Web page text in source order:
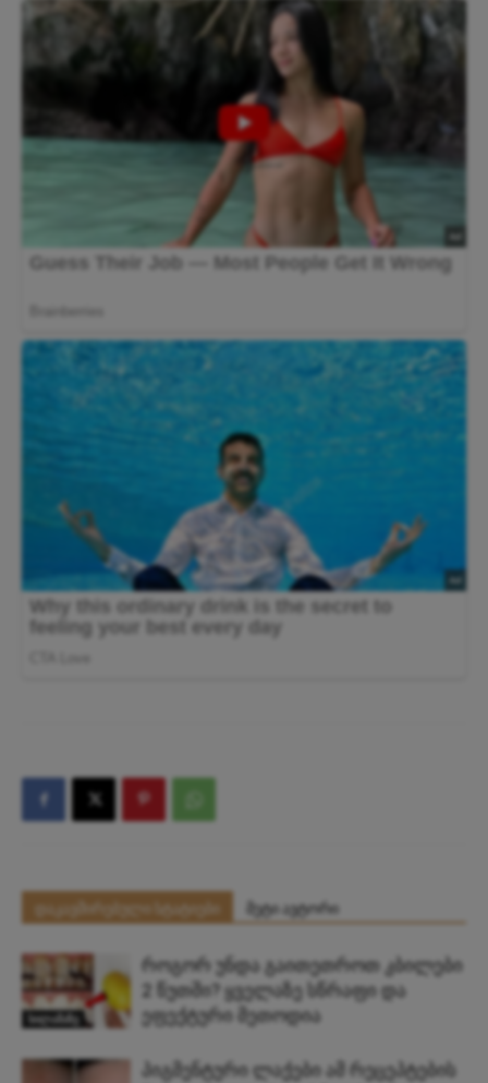
დაკავშირებული სტატიები მეტი ავტორი
სილამაზე
როგორ უნდა გაითეთროთ კბილები
2 წუთში? ყველაზე სწრაფი და
ეფექტური მეთოდია
პიგმენტური ლაქები ამ რეცეპტების